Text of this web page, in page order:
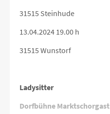
31515 Steinhude
13.04.2024 19.00 h
31515 Wunstorf
Ladysitter
Dorfbühne Marktschorgast